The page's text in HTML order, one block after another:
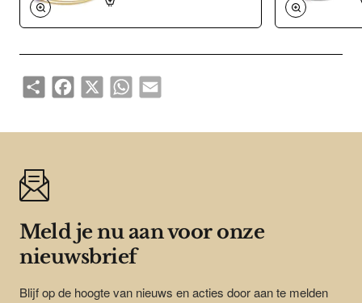
ShareFacebook
X WhatsAppEmail
Meld je nu aan voor onze
nieuwsbrief
Blijf op de hoogte van nieuws en acties door aan te melden